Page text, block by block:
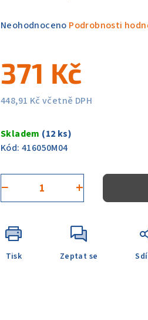
Průměrné
je
0,0
z
Neohodnoceno Podrobnosti
371 Kč
448,91 Kč včetně DPH
cena:
Skladem (12 ks)
Kód: 416050M04
+
−
Tisk Zeptat se